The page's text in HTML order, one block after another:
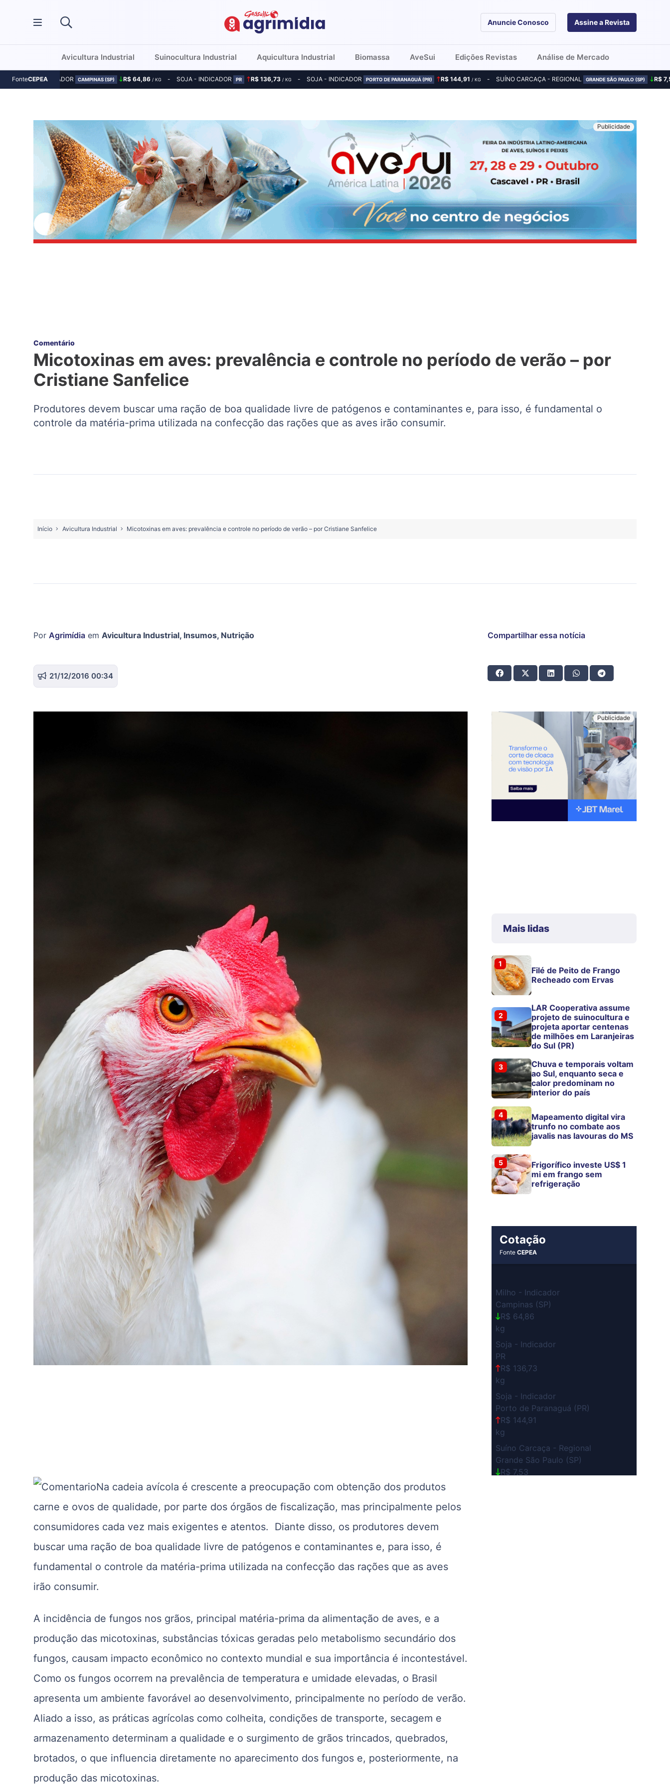
Anuncie Conosco Assine a Revista
Avicultura Industrial Suinocultura Industrial Aquicultura Industrial Biomassa AveSui Edições Revistas Análise de Mercado
FonteCEPEA
MILHO - INDICADOR CAMPINAS (SP) R$ 64,86 / KG SOJA - INDICADOR PR R$ 136,73/ KG SOJA - INDICADOR PORTO DE PARANAGUÁ (PR) R$ 144,91 / KG SUÍNO CARCAÇA - REGIONAL GRANDE SÃO PAULO (SP) R$
Comentário
Micotoxinas em aves: prevalência e controle no período de verão – por
Cristiane Sanfelice
Produtores devem buscar uma ração de boa qualidade livre de patógenos e contaminantes e, para isso, é fundamental o
controle da matéria-prima utilizada na confecção das rações que as aves irão consumir.
Início Avicultura Industrial Micotoxinas em aves: prevalência e controle no período de verão – por Cristiane Sanfelice
Por Agrimídia em Avicultura Industrial, Insumos, Nutrição
21/12/2016 00:34
Compartilhar essa notícia
Na cadeia avícola é crescente a preocupação com obtenção dos produtos
carne e ovos de qualidade, por parte dos órgãos de fiscalização, mas principalmente pelos
consumidores cada vez mais exigentes e atentos. Diante disso, os produtores devem
buscar uma ração de boa qualidade livre de patógenos e contaminantes e, para isso, é
fundamental o controle da matéria-prima utilizada na confecção das rações que as aves
irão consumir.
A incidência de fungos nos grãos, principal matéria-prima da alimentação de aves, e a
produção das micotoxinas, substâncias tóxicas geradas pelo metabolismo secundário dos
fungos, causam impacto econômico no contexto mundial e sua importância é incontestável.
Como os fungos ocorrem na prevalência de temperatura e umidade elevadas, o Brasil
apresenta um ambiente favorável ao desenvolvimento, principalmente no período de verão.
Aliado a isso, as práticas agrícolas como colheita, condições de transporte, secagem e
armazenamento determinam a qualidade e o surgimento de grãos trincados, quebrados,
brotados, o que influencia diretamente no aparecimento dos fungos e, posteriormente, na
produção das micotoxinas.
Mais lidas
1
Filé de Peito de Frango
Recheado com Ervas
2
LAR Cooperativa assume
projeto de suinocultura e
projeta aportar centenas
de milhões em Laranjeiras
do Sul (PR)
3
Chuva e temporais voltam
ao Sul, enquanto seca e
calor predominam no
interior do país
4
Mapeamento digital vira
trunfo no combate aos
javalis nas lavouras do MS
5
Frigorífico investe US$ 1
mi em frango sem
refrigeração
Cotação
FonteCEPEA
Milho - Indicador
Campinas (SP)
R$ 64,86
kg
Soja - Indicador
PR
R$ 136,73
kg
Soja - Indicador
Porto de Paranaguá (PR)
R$ 144,91
kg
Suíno Carcaça - Regional
Grande São Paulo (SP)
R$ 7,53